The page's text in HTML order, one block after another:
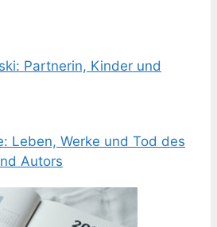
Partnerin, Kinder und
Leben, Werke und Tod des
Autors